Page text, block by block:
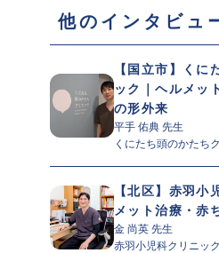
他のインタビュ
【国立市】くに
ック｜ヘルメッ
の形外来
平手 佑典 先生
くにたち頭のかたち
【北区】赤羽小
メット治療・赤
金 尚英 先生
赤羽小児科クリニック